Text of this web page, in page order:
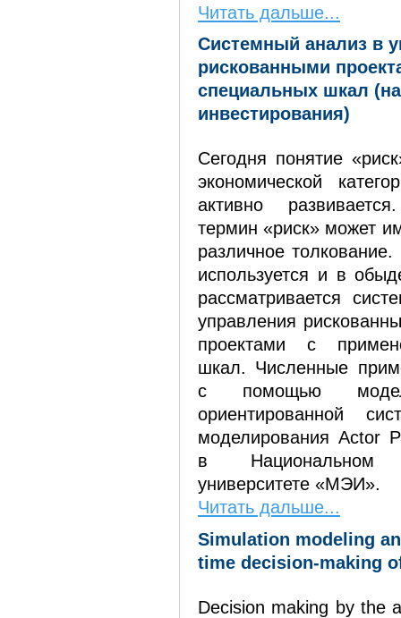
Читать дальше...
Системный анализ в
рискованными
специальных шкал
инвестирования)
Сегодня понятие
экономической
активно
термин «риск» может
различное
используется и в
рассматривается
управления
проектами с
шкал. Численные
c помощью
ориентированной
моделирования Actor
в Национальном
университете «МЭИ».
Читать дальше...
Simulation modeling
time decision-making
Decision making by the